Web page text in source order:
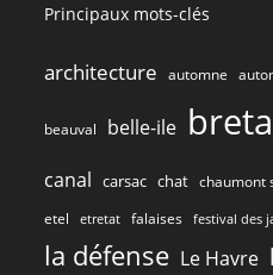
Principaux mots-clés
architecture automne
beauval belle-ile
canal carsac chat chaumont
etel etretat falaises festival des
la défense Le Havre